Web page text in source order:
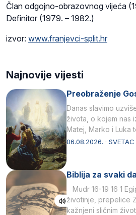
Član odgojno-obrazovnog vijeća
Definitor (1979. – 1982.)
izvor: www.franjevci-split.hr
Najnovije vijesti
Preobraženje
Danas slavimo
života, o kojem nas
Matej, Marko i Luka
drugoj…
06.08.2026. · SVETAC
Biblija za svaki
Mudr 16-19 16 1
životinje, prepelice
kažnjeni sličnim